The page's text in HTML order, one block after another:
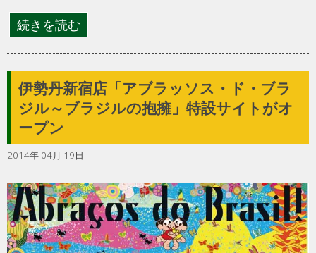
続きを読む
伊勢丹新宿店「アブラッソス・ド・ブラ
ジル～ブラジルの抱擁」特設サイトがオ
ープン
2014年 04月 19日